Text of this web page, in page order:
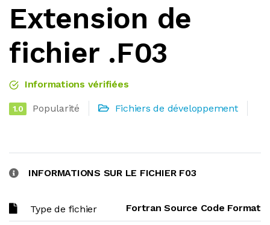
Extension de
fichier .F03
Informations vérifiées
1.0 Popularité Fichiers de développement
INFORMATIONS SUR LE FICHIER F03
Type de fichier Fortran Source Code Format